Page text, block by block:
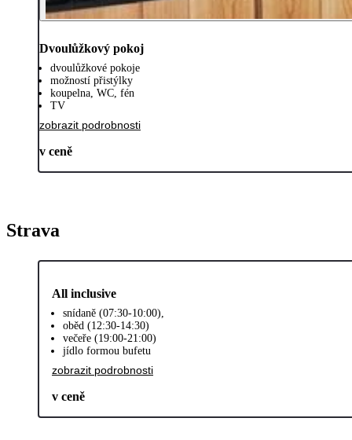
Dvoulůžkový pokoj
dvoulůžkové pokoje
možností přistýlky
koupelna, WC, fén
TV
zobrazit podrobnosti
v ceně
Strava
All inclusive
snídaně (07:30-10:00),
oběd (12:30-14:30)
večeře (19:00-21:00)
jídlo formou bufetu
zobrazit podrobnosti
v ceně